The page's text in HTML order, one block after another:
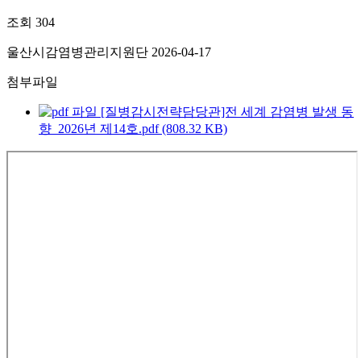
조회 304
울산시감염병관리지원단 2026-04-17
첨부파일
[질병감시전략담당관]전 세계 감염병 발생 동
향_2026년 제14호.pdf (808.32 KB)